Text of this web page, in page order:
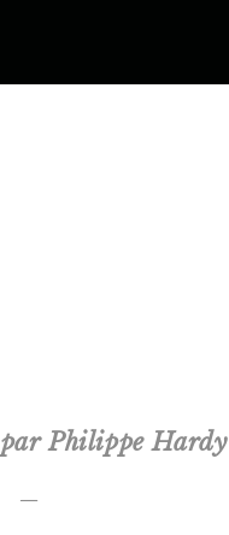
par Philippe Hardy
—